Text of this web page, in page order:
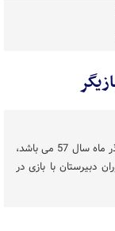
آزاده ریاضی از بازیگران جوان سینما و تلویزیون متولد آذر ماه سال 57 می باشد،
دبیرستان با بازی در